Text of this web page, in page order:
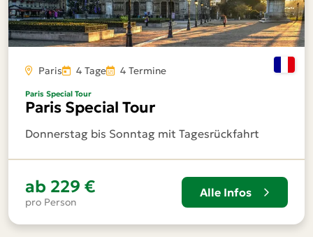
Paris 4 Tage 4 Termine
Paris Special Tour
Paris Special Tour
Donnerstag bis Sonntag mit Tagesrückfahrt
ab 229 €
pro Person
Alle Infos